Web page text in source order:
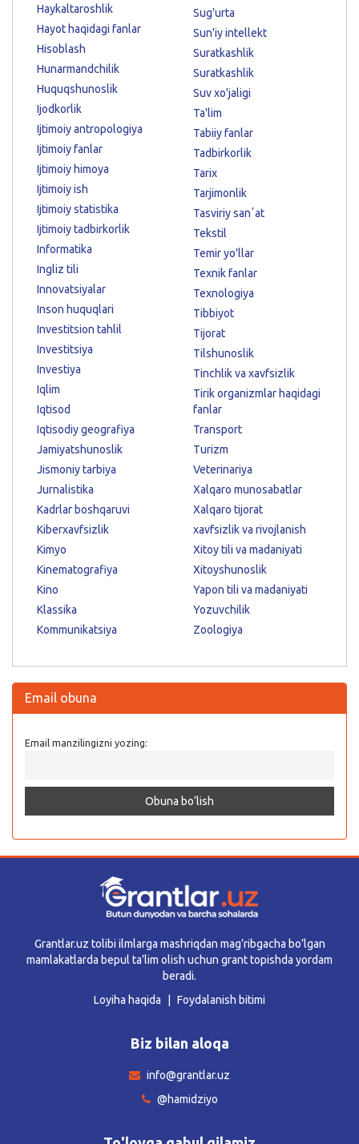
Haykaltaroshlik
Hayot haqidagi fanlar
Hisoblash
Hunarmandchilik
Huquqshunoslik
Ijodkorlik
Ijtimoiy antropologiya
Ijtimoiy fanlar
Ijtimoiy himoya
Ijtimoiy ish
Ijtimoiy statistika
Ijtimoiy tadbirkorlik
Informatika
Ingliz tili
Innovatsiyalar
Inson huquqlari
Investitsion tahlil
Investitsiya
Investiya
Iqlim
Iqtisod
Iqtisodiy geografiya
Jamiyatshunoslik
Jismoniy tarbiya
Jurnalistika
Kadrlar boshqaruvi
Kiberxavfsizlik
Kimyo
Kinematografiya
Kino
Klassika
Kommunikatsiya
Sug'urta
Sun'iy intellekt
Suratkashlik
Suratkashlik
Suv xo'jaligi
Ta'lim
Tabiiy fanlar
Tadbirkorlik
Tarix
Tarjimonlik
Tasviriy sanʼat
Tekstil
Temir yo'llar
Texnik fanlar
Texnologiya
Tibbiyot
Tijorat
Tilshunoslik
Tinchlik va xavfsizlik
Tirik organizmlar haqidagi
fanlar
Transport
Turizm
Veterinariya
Xalqaro munosabatlar
Xalqaro tijorat
xavfsizlik va rivojlanish
Xitoy tili va madaniyati
Xitoyshunoslik
Yapon tili va madaniyati
Yozuvchilik
Zoologiya
Email obuna
Email manzilingizni yozing:
Grantlar.uz tolibi ilmlarga mashriqdan mag’ribgacha bo’lgan
mamlakatlarda bepul ta’lim olish uchun grant topishda yordam
beradi.
Loyiha haqida
Foydalanish bitimi
Biz bilan aloqa
info@grantlar.uz
@hamidziyo